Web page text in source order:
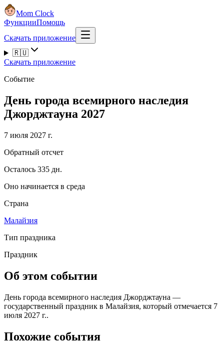
Mom Clock
ФункцииПомощь
Скачать приложение
🇷🇺
Скачать приложение
Событие
День города всемирного наследия
Джорджтауна 2027
7 июля 2027 г.
Обратный отсчет
Осталось 335 дн.
Оно начинается в среда
Страна
Малайзия
Тип праздника
Праздник
Об этом событии
День города всемирного наследия Джорджтауна —
государственный праздник в Малайзия, который отмечается 7
июля 2027 г..
Похожие события